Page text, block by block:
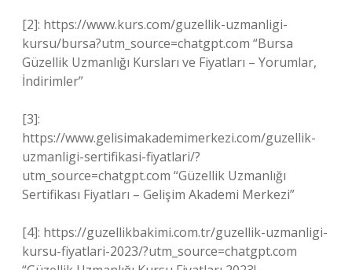
[2]: https://www.kurs.com/guzellik-uzmanligi-
kursu/bursa?utm_source=chatgpt.com “Bursa
Güzellik Uzmanlığı Kursları ve Fiyatları – Yorumlar,
İndirimler”
[3]:
https://www.gelisimakademimerkezi.com/guzellik-
uzmanligi-sertifikasi-fiyatlari/?
utm_source=chatgpt.com “Güzellik Uzmanlığı
Sertifikası Fiyatları – Gelişim Akademi Merkezi”
[4]: https://guzellikbakimi.com.tr/guzellik-uzmanligi-
kursu-fiyatlari-2023/?utm_source=chatgpt.com